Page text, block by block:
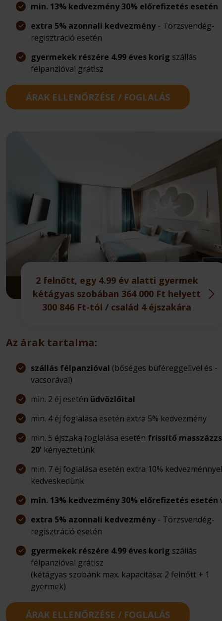
min. 13% kedvezmény 30% előrefizetés esetén
extra 5% azonnali kedvezmény- Törzsvendég-
regisztráció esetén
gyermekek részére 4.99 éves korig szállás
félpanzióval grátisz
ÁRAK ELLENŐRZÉSE / FOGLALÁS
2 felnőtt, egy 4.99 év alatti gyermek
kétágyas szobában 364 000 Ft helyett
300 846 Ft-tól / család 4 éjszakára
Az árak tartalma:
szállás félpanzióval (bőséges büféreggelivel és -
vacsorával)
min. 2 éj esetén üdvözlőital
min. 4 éj foglalása esetén extra 5% kedvezmény
min. 5 éjszaka foglalása esetén frissítő
20' kényeztetünk
min. 7 éj foglalása esetén extra 10% kedvezménnyel
kedveskedünk
min. 13% kedvezmény 30% előrefizetés esetén
extra 5% azonnali kedvezmény- Törzsvendég-
regisztráció esetén
gyermekek részére 4.99 éves korig szállás
félpanzióval grátisz
(kétágyas szobánk max. kapacitása: 2 felnőtt + 1
gyermek)
ÁRAK ELLENŐRZÉSE / FOGLALÁS